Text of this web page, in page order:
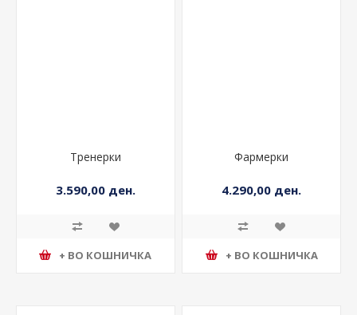
Тренерки
3.590,00 ден.
+ ВО КОШНИЧКА
Фармерки
4.290,00 ден.
+ ВО КОШНИЧКА